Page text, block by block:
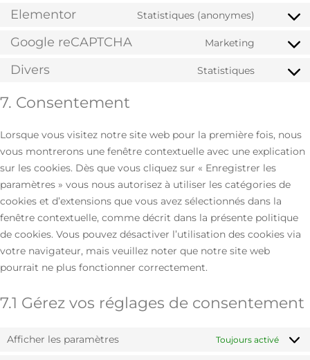
Elementor Statistiques (anonymes)
Google reCAPTCHA Marketing
Divers Statistiques
7. Consentement
Lorsque vous visitez notre site web pour la première fois, nous
vous montrerons une fenêtre contextuelle avec une explication
sur les cookies. Dès que vous cliquez sur « Enregistrer les
paramètres » vous nous autorisez à utiliser les catégories de
cookies et d’extensions que vous avez sélectionnés dans la
fenêtre contextuelle, comme décrit dans la présente politique
de cookies. Vous pouvez désactiver l’utilisation des cookies via
votre navigateur, mais veuillez noter que notre site web
pourrait ne plus fonctionner correctement.
7.1 Gérez vos réglages de consentement
Afficher les paramètres Toujours activé